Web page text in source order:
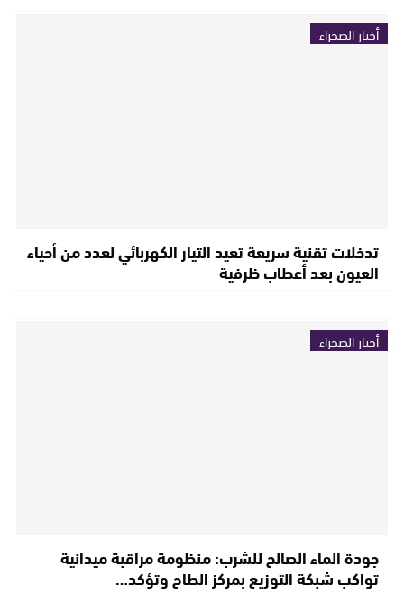
أخبار الصحراء
تدخلات تقنية سريعة تعيد التيار الكهربائي لعدد من أحياء
العيون بعد أعطاب ظرفية
أخبار الصحراء
جودة الماء الصالح للشرب: منظومة مراقبة ميدانية
تواكب شبكة التوزيع بمركز الطاح وتؤكد…